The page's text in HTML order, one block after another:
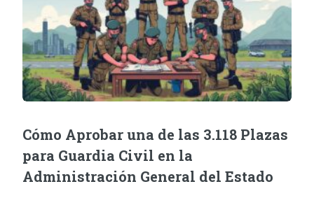
Cómo Aprobar una de las 3.118 Plazas
para Guardia Civil en la
Administración General del Estado